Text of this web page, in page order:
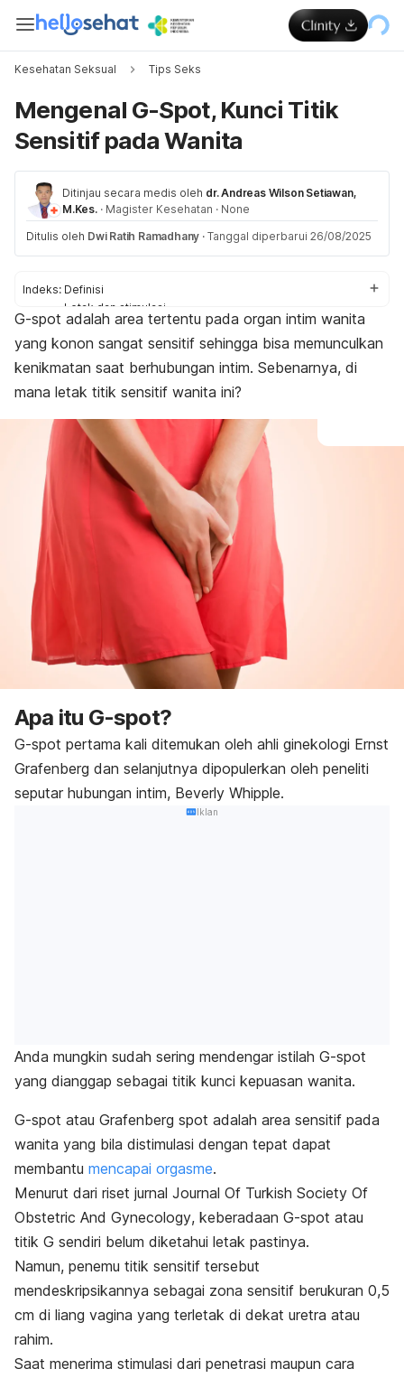
Kesehatan Seksual Tips Seks
Mengenal G-Spot, Kunci Titik
Sensitif pada Wanita
Ditinjau secara medis oleh dr. Andreas Wilson Setiawan,
M.Kes. · Magister Kesehatan · None
Ditulis oleh Dwi Ratih Ramadhany · Tanggal diperbarui 26/08/2025
Indeks: Definisi
Letak dan stimulasi
Pro dan kontra
Jika tidak ditemukan
G-spot adalah area tertentu pada organ intim wanita
yang konon sangat sensitif sehingga bisa memunculkan
kenikmatan saat berhubungan intim. Sebenarnya, di
mana letak titik sensitif wanita ini?
Apa itu G-spot?
G-spot pertama kali ditemukan oleh ahli ginekologi Ernst
Grafenberg dan selanjutnya dipopulerkan oleh peneliti
seputar hubungan intim, Beverly Whipple.
Iklan
Anda mungkin sudah sering mendengar istilah G-spot
yang dianggap sebagai titik kunci kepuasan wanita.
G-spot atau Grafenberg spot adalah area sensitif pada
wanita yang bila distimulasi dengan tepat dapat
membantu mencapai orgasme.
Menurut dari riset jurnal Journal Of Turkish Society Of
Obstetric And Gynecology, keberadaan G-spot atau
titik G sendiri belum diketahui letak pastinya.
Namun, penemu titik sensitif tersebut
mendeskripsikannya sebagai zona sensitif berukuran 0,5
cm di liang vagina yang terletak di dekat uretra atau
rahim.
Saat menerima stimulasi dari penetrasi maupun cara